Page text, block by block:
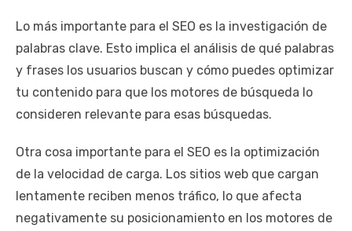
Lo más importante para el SEO es la investigación de
palabras clave. Esto implica el análisis de qué palabras
y frases los usuarios buscan y cómo puedes optimizar
tu contenido para que los motores de búsqueda lo
consideren relevante para esas búsquedas.
Otra cosa importante para el SEO es la optimización
de la velocidad de carga. Los sitios web que cargan
lentamente reciben menos tráfico, lo que afecta
negativamente su posicionamiento en los motores de